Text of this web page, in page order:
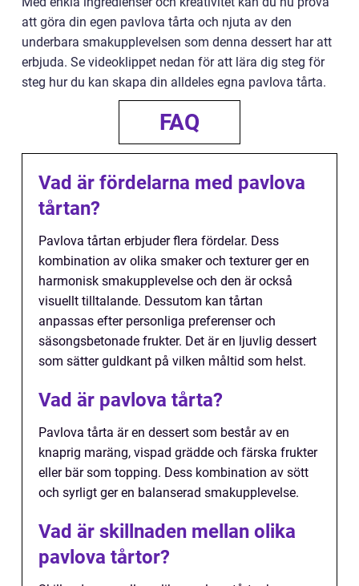
att göra din egen pavlova tårta och njuta av den
underbara smakupplevelsen som denna dessert har att
erbjuda. Se videoklippet nedan för att lära dig steg för
steg hur du kan skapa din alldeles egna pavlova tårta.
FAQ
Vad är fördelarna med pavlova
tårtan?
Pavlova tårtan erbjuder flera fördelar. Dess
kombination av olika smaker och texturer ger en
harmonisk smakupplevelse och den är också
visuellt tilltalande. Dessutom kan tårtan
anpassas efter personliga preferenser och
säsongsbetonade frukter. Det är en ljuvlig dessert
som sätter guldkant på vilken måltid som helst.
Vad är pavlova tårta?
Pavlova tårta är en dessert som består av en
knaprig maräng, vispad grädde och färska frukter
eller bär som topping. Dess kombination av sött
och syrligt ger en balanserad smakupplevelse.
Vad är skillnaden mellan olika
pavlova tårtor?